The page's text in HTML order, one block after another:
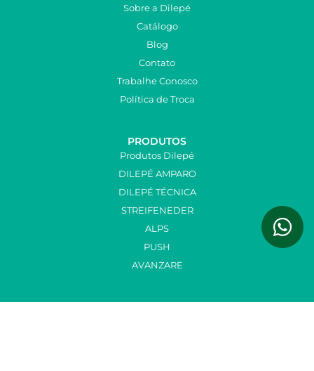
Sobre a Dilepé
Catálogo
Blog
Contato
Trabalhe Conosco
Política de Troca
PRODUTOS
Produtos Dilepé
DILEPÉ AMPARO
DILEPÉ TÉCNICA
STREIFENEDER
ALPS
PUSH
AVANZARE